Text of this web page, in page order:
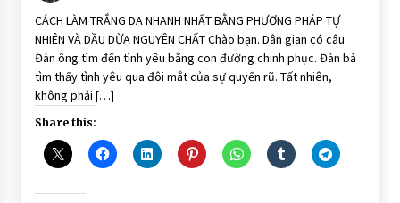
CÁCH LÀM TRẮNG DA NHANH NHẤT BẰNG PHƯƠNG PHÁP TỰ
NHIÊN VÀ DẦU DỪA NGUYÊN CHẤT Chào bạn. Dân gian có câu:
Đàn ông tìm đến tình yêu bằng con đường chinh phục. Đàn bà
tìm thấy tình yêu qua đôi mắt của sự quyến rũ. Tất nhiên,
không phải […]
Share this: